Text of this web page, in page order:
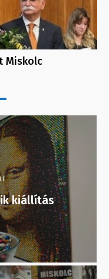
Miskolc
kiállítás